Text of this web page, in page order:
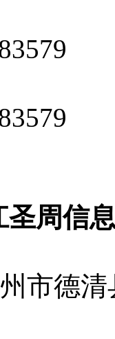
圣周信
市德